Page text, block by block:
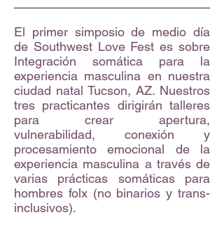
El primer simposio de medio día
de Southwest Love Fest es sobre
Integración somática para la
experiencia masculina en nuestra
ciudad natal Tucson, AZ. Nuestros
tres practicantes dirigirán talleres
para crear apertura,
vulnerabilidad, conexión y
procesamiento emocional de la
experiencia masculina a través de
varias prácticas somáticas para
hombres folx (no binarios y trans-
inclusivos).